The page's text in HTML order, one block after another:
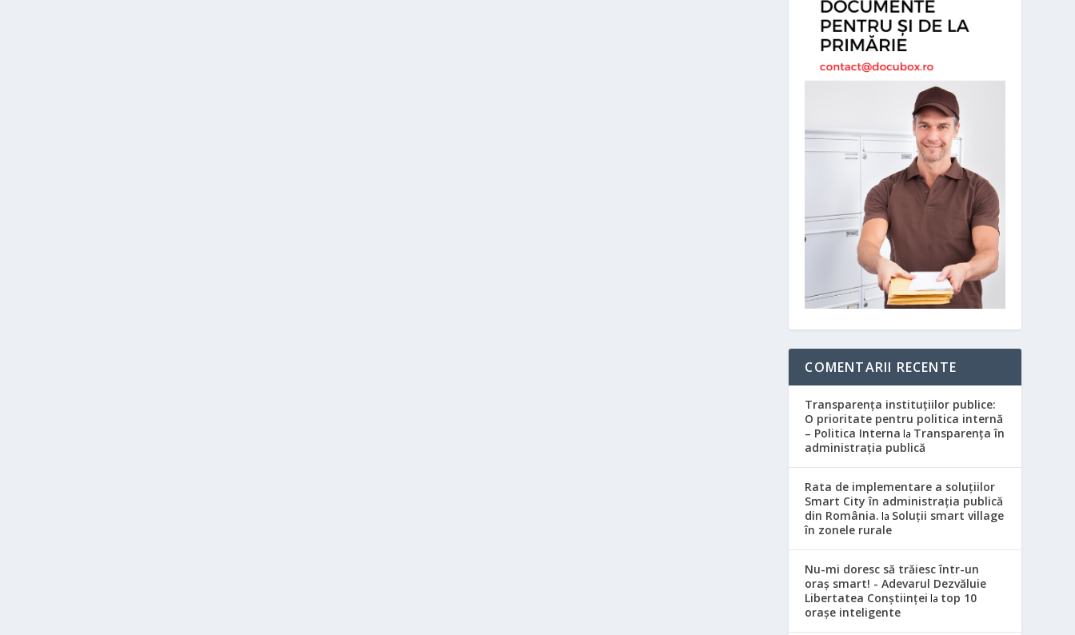
COMENTARII RECENTE
Transparența instituțiilor publice:
O prioritate pentru politica internă
– Politica Interna la Transparența în
administrația publică
Rata de implementare a soluțiilor
Smart City în administrația publică
din România. la Soluții smart village
în zonele rurale
Nu-mi doresc să trăiesc într-un
oraș smart! - Adevarul Dezvăluie
Libertatea Conștiinței la top 10
orașe inteligente